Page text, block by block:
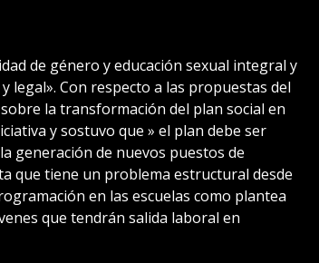
de género y educación sexual integral y
Con respecto a las propuestas del
la transformación del plan social en
y sostuvo que » el plan debe ser
generación de nuevos puestos de
que tiene un problema estructural desde
en las escuelas como plantea
que tendrán salida laboral en